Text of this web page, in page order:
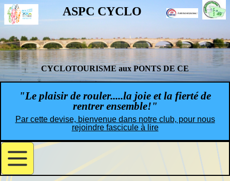
ASPC CYCLO
CYCLOTOURISME aux PONTS DE CE
"Le plaisir de rouler.....la joie et la fierté de
rentrer ensemble!"
Par cette devise, bienvenue dans notre club, pour nous
rejoindre fascicule à lire